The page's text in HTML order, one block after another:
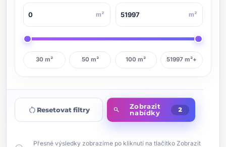
m² m²
30 m² 50 m² 100 m² 51997 m²+
restart_alt Resetovat filtry search
Zobrazit
nabídky
2
Přesné výsledky zobrazíme po kliknutí na tlačítko Zobrazit